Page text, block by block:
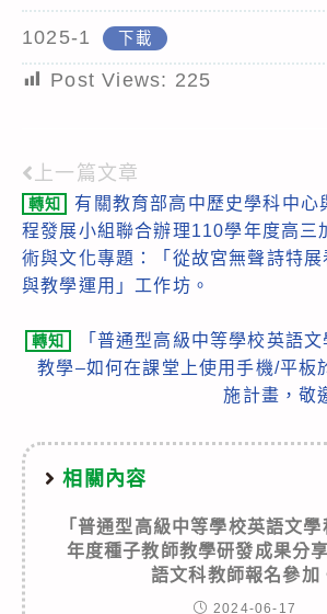
1025-1 下載
Post Views: 225
Read
more
articles
上一篇文章
轉知
有關教育部高中歷史學科中心
程發展小組聯合辦理110學年度高三
術與文化專題：「從故宮無聲詩特
與教學運用」工作坊。
轉知
「普通型高級中等學校英語
教學–如何在課堂上使用手機/平板
施計畫，敬
相關內容
「普通型高級中等學校英語文
年度種子教師教學研發成果分
語文科教師報名參加
2024-06-17